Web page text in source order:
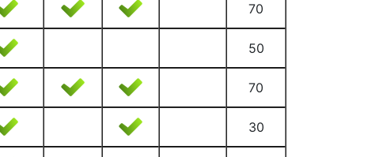
70
50
70
30